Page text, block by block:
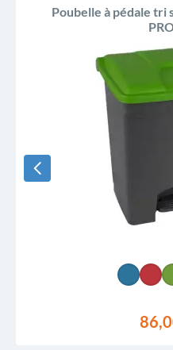
Poubelle à pédale tri